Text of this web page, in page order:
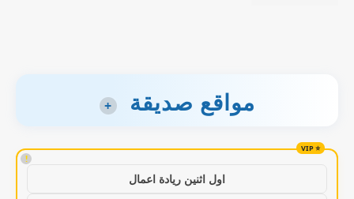
مواقع صديقة +
!
اول اثنين ريادة اعمال